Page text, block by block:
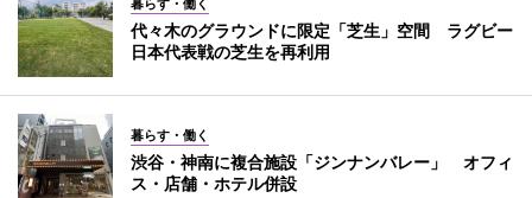
代々木のグラウンドに限定「芝生」空間 ラグビー
日本代表戦の芝生を再利用
暮らす・働く
渋谷・神南に複合施設「ジンナンバレー」 オフィ
ス・店舗・ホテル併設